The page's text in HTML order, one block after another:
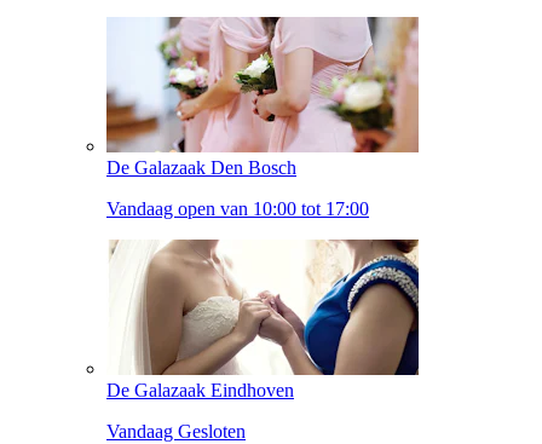
De Galazaak Den Bosch
Vandaag open van 10:00 tot 17:00
De Galazaak Eindhoven
Vandaag Gesloten